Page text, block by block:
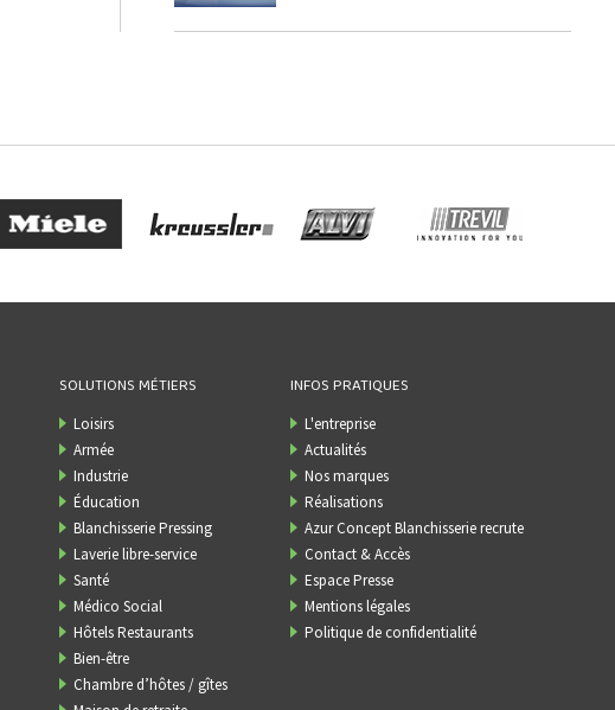
SOLUTIONS MÉTIERS
Loisirs
Armée
Industrie
Éducation
Blanchisserie Pressing
Laverie libre-service
Santé
Médico Social
Hôtels Restaurants
Bien-être
Chambre d’hôtes / gîtes
INFOS PRATIQUES
L'entreprise
Actualités
Nos marques
Réalisations
Azur Concept Blanchisserie recrute
Contact & Accès
Espace Presse
Mentions légales
Politique de confidentialité